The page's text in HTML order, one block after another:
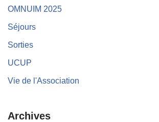
OMNUIM 2025
Séjours
Sorties
UCUP
Vie de l'Association
Archives